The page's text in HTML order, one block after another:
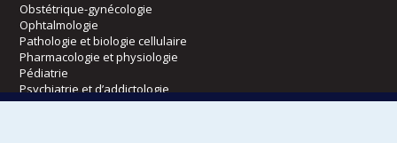
Obstétrique-gynécologie
Ophtalmologie
Pathologie et biologie cellulaire
Pharmacologie et physiologie
Pédiatrie
Psychiatrie et d’addictologie
Radiologie, radio-oncologie et médecine nucléaire